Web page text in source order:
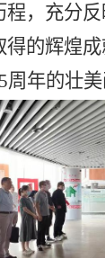
程，充分
得的辉煌
周年的壮美